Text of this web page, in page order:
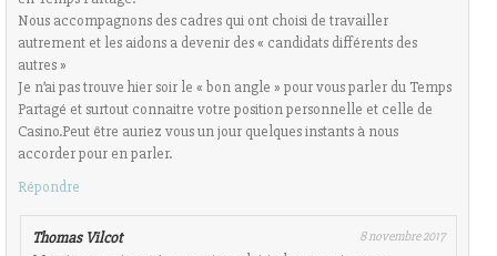
Nous accompagnons des cadres qui ont choisi de travailler
autrement et les aidons a devenir des « candidats différents des
autres »
Je n’ai pas trouve hier soir le « bon angle » pour vous parler du Temps
Partagé et surtout connaitre votre position personnelle et celle de
Casino.Peut être auriez vous un jour quelques instants à nous
accorder pour en parler.
Répondre
Thomas Vilcot 8 novembre 2017